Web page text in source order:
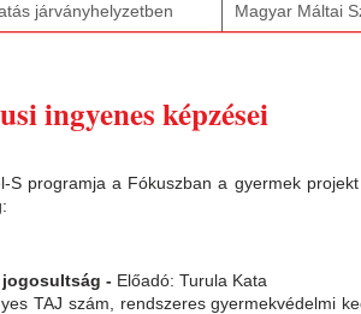
járványhelyzetben Magyar Máltai
ingyenes képzései
S programja a Fókuszban a gyermek
jogosultság - Előadó: Turula Kata
TAJ szám, rendszeres gyermekvédelmi